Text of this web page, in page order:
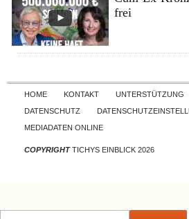
frei
Skip to
HOME KONTAKT UNTERSTÜTZUNG
DATENSCHUTZ
MEDIADATEN ONLINE
COPYRIGHTTICHYS EINBLICK 2026